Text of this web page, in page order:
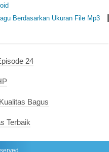
Berdasarkan Ukuran File Mp3
24
Bagus
Terbaik